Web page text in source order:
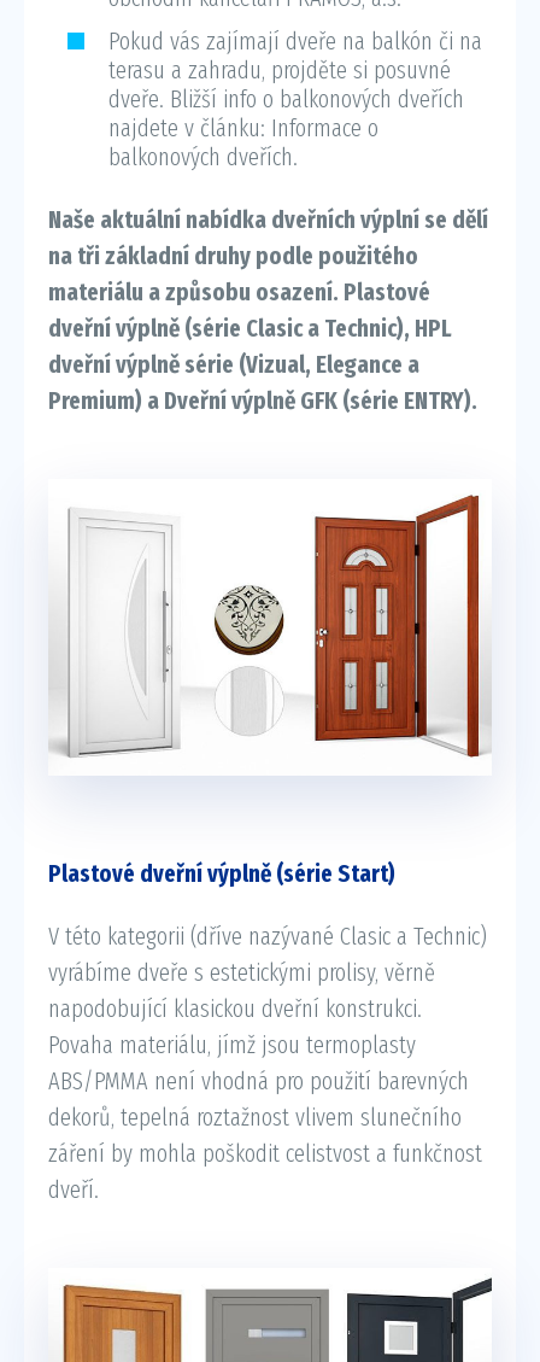
Pokud vás zajímají dveře na balkón či na
terasu a zahradu, projděte si posuvné
dveře. Bližší info o balkonových dveřích
najdete v článku: Informace o
balkonových dveřích.
Naše aktuální nabídka dveřních výplní se dělí
na tři základní druhy podle použitého
materiálu a způsobu osazení. Plastové
dveřní výplně (série Clasic a Technic), HPL
dveřní výplně série (Vizual, Elegance a
Premium) a Dveřní výplně GFK (série ENTRY).
Plastové dveřní výplně (série Start)
V této kategorii (dříve nazývané Clasic a Technic)
vyrábíme dveře s estetickými prolisy, věrně
napodobující klasickou dveřní konstrukci.
Povaha materiálu, jímž jsou termoplasty
ABS/PMMA není vhodná pro použití barevných
dekorů, tepelná roztažnost vlivem slunečního
záření by mohla poškodit celistvost a funkčnost
dveří.